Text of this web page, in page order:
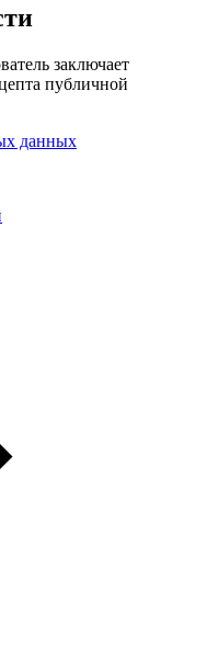
заключает
публичной
данных